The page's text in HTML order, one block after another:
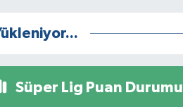
Süper Lig Puan Durumu